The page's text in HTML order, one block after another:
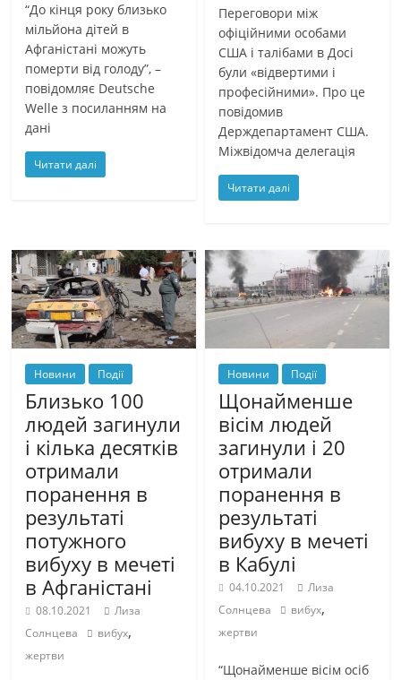
“До кінця року близько
мільйона дітей в
Афганістані можуть
померти від голоду”, –
повідомляє Deutsche
Welle з посиланням на
дані
Читати далі
Переговори між
офіційними особами
США і талібами в Досі
були «відвертими і
професійними». Про це
повідомив
Держдепартамент США.
Міжвідомча делегація
Читати далі
Новини Події
Близько 100
людей загинули
і кілька десятків
отримали
поранення в
результаті
потужного
вибуху в мечеті
в Афганістані
08.10.2021
Лиза
Солнцева
вибух,
жертви
Новини Події
Щонайменше
вісім людей
загинули і 20
отримали
поранення в
результаті
вибуху в мечеті
в Кабулі
04.10.2021
Лиза
Солнцева
вибух,
жертви
“Щонайменше вісім осіб